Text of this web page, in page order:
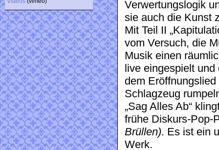
Verwertungslogik
sie auch die Kunst
Mit Teil II
vom Versuch, die
Musik einen
live eingespielt
dem
Schlagzeug
„Sag Alles Ab“
frühe Diskurs-Pop-
Brüllen). Es ist ein
Werk.